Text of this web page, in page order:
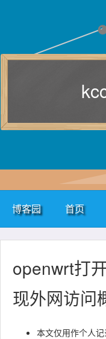
博客园 首页
openwrt打
现外网访问
本文仅用作个人